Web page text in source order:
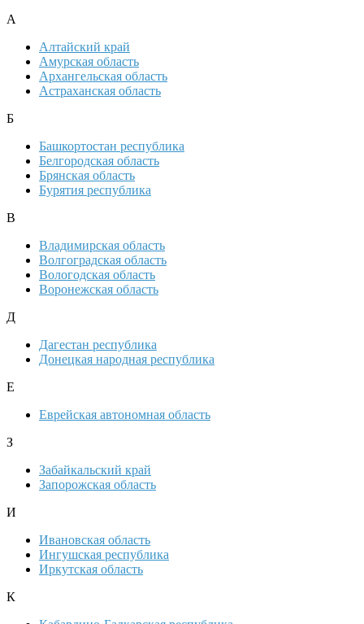
А
Алтайский край
Амурская область
Архангельская область
Астраханская область
Б
Башкортостан республика
Белгородская область
Брянская область
Бурятия республика
В
Владимирская область
Волгоградская область
Вологодская область
Воронежская область
Д
Дагестан республика
Донецкая народная республика
Е
Еврейская автономная область
З
Забайкальский край
Запорожская область
И
Ивановская область
Ингушская республика
Иркутская область
К